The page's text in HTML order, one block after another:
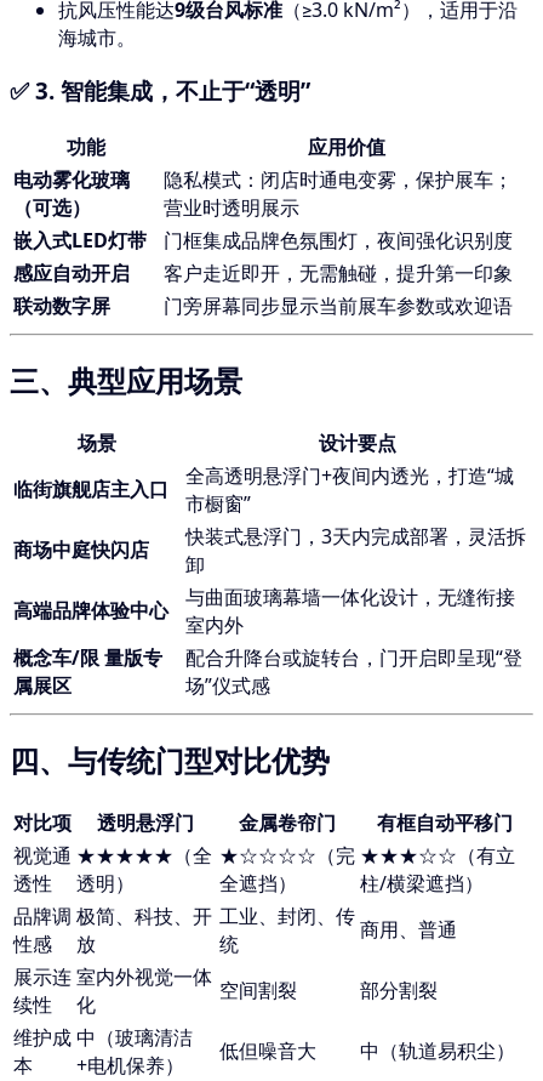
抗风压性能达9级台风标准 （≥3.0 kN/m²），适用于沿
海城市。
✅ 3. 智能集成，不止于“透明”
功能
应用价值
电动雾化玻璃
（可选）
隐私模式：闭店时通电变雾，保护展车；
营业时透明展示
嵌入式LED灯带
门框集成品牌色氛围灯，夜间强化识别度
感应自动开启
客户走近即开，无需触碰，提升第一印象
联动数字屏
门旁屏幕同步显示当前展车参数或欢迎语
三、典型应用场景
场景
设计要点
临街旗舰店主入口
全高透明悬浮门+夜间内透光，打造“城
市橱窗”
商场中庭快闪店
快装式悬浮门，3天内完成部署，灵活拆
卸
高端品牌体验中心
与曲面玻璃幕墙一体化设计，无缝衔接
室内外
概念车/限 量版专
属展区
配合升降台或旋转台，门开启即呈现“登
场”仪式感
四、与传统门型对比优势
对比项 透明悬浮门 金属卷帘门
有框自动平移门
视觉通
透性
★★★★★（全
透明）
★☆☆☆☆（完
全遮挡）
★★★☆☆（有立
柱/横梁遮挡）
品牌调
性感
极简、科技、开
放
工业、封闭、传
统
商用、普通
展示连
续性
室内外视觉一体
化
空间割裂
部分割裂
维护成
本
中（玻璃清洁
+电机保养）
低但噪音大 中（轨道易积尘）